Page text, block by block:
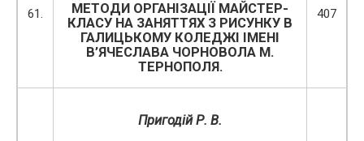
61.
МЕТОДИ ОРГАНІЗАЦІЇ МАЙСТЕР-
КЛАСУ НА ЗАНЯТТЯХ З РИСУНКУ В
ГАЛИЦЬКОМУ КОЛЕДЖІ ІМЕНІ
В’ЯЧЕСЛАВА ЧОРНОВОЛА М.
ТЕРНОПОЛЯ.
407
Пригодій Р. В.